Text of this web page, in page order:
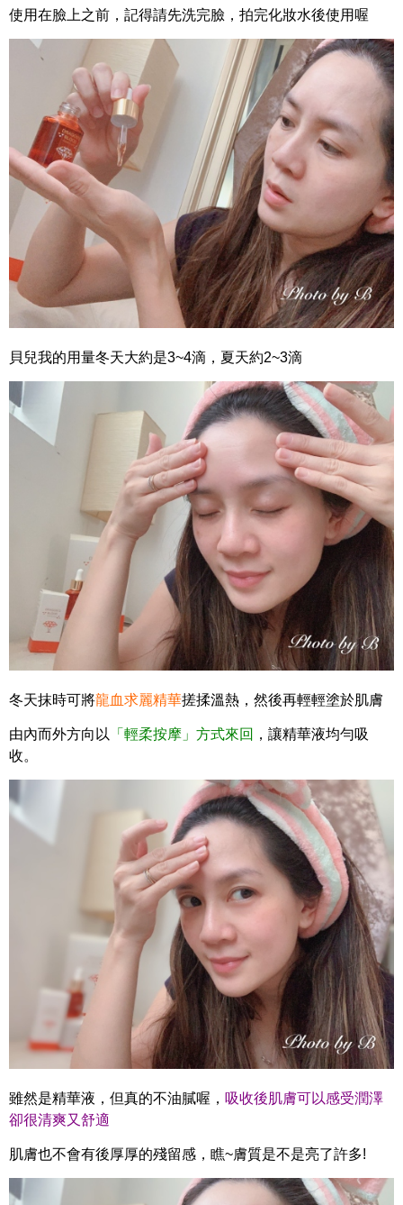
使用在臉上之前，記得請先洗完臉，拍完化妝水後使用喔
貝兒我的用量冬天大約是3~4滴，夏天約2~3滴
冬天抹時可將龍血求麗精華搓揉溫熱，然後再輕輕塗於肌膚
由內而外方向以 「輕柔按摩」方式來回 ，讓精華液均勻吸
收。
雖然是精華液，但真的不油膩喔， 吸收後肌膚可以感受潤澤
卻很清爽又舒適
肌膚也不會有後厚厚的殘留感，瞧~膚質是不是亮了許多!